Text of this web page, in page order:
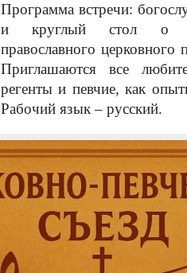
Программа встречи:
и круглый стол о
православного
Приглашаются все
регенты и певчие, как
Рабочий язык – русский.